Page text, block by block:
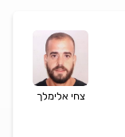
צחי אלימלך